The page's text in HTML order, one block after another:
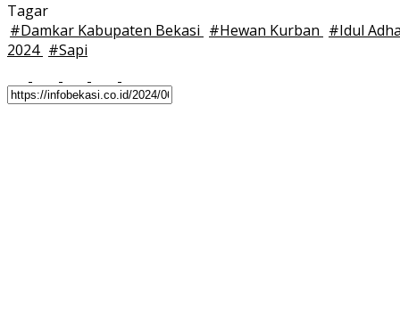
Tagar
#Damkar Kabupaten Bekasi #Hewan Kurban #Idul
2024 #Sapi